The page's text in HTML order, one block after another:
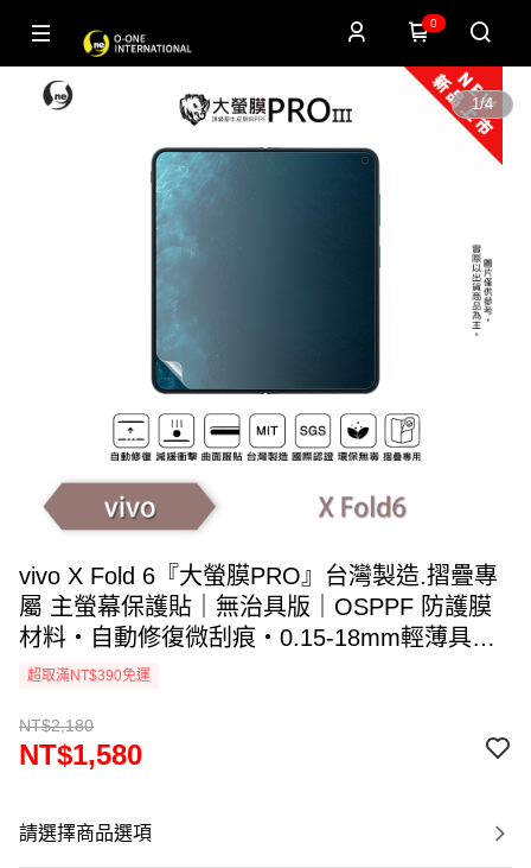
0
1/4
vivo X Fold 6『大螢膜PRO』台灣製造.摺疊專
屬 主螢幕保護貼｜無治具版｜OSPPF 防護膜
材料・自動修復微刮痕・0.15-18mm輕薄具
423Kg抗擊力・透氣散熱｜SGS檢驗無毒材料
超取滿NT$390免運
NT$2,180
NT$1,580
請選擇商品選項